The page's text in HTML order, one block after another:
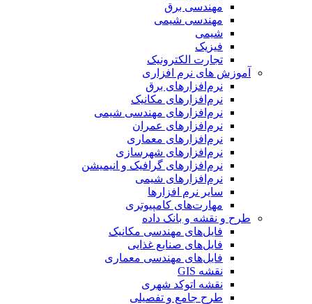
مهندسی برق
مهندسی شیمی
شیمی
فیزیک
تجارت الکترونیک
آموزش های نرم افزاری
نرم‌افزارهای برق
نرم‌افزارهای مکانیک
نرم‌افزارهای مهندسی شیمی
نرم‌افزارهای عمران
نرم‌افزارهای معماری
نرم‌افزارهای شهرسازی
نرم‌افزارهای گرافیک و انیمیشن
نرم‌افزارهای شیمی
سایر نرم افزارها
مهارت‌های کامپیوتری
طرح و نقشه و بانک داده
فایل‌های مهندسی مکانیک
فایل‌های صنایع غذایی
فایل‌های مهندسی معماری
نقشه GIS
نقشه اتوکد شهری
طرح جامع و تفصیلی